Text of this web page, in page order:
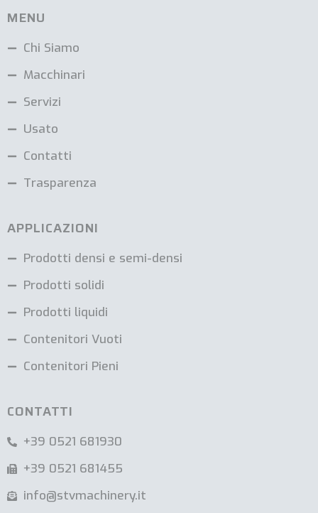
MENU
Chi Siamo
Macchinari
Servizi
Usato
Contatti
Trasparenza
APPLICAZIONI
Prodotti densi e semi-densi
Prodotti solidi
Prodotti liquidi
Contenitori Vuoti
Contenitori Pieni
CONTATTI
+39 0521 681930
+39 0521 681455
info@stvmachinery.it